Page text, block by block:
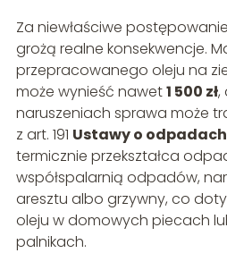
Za niewłaściwe
grożą realne konsekwencje.
przepracowanego oleju na
może wynieść nawet1 500 zł,
naruszeniach sprawa może
z art. 191 Ustawy o odpadach
termicznie przekształca
współspalarnią odpadów,
aresztu albo grzywny, co
oleju w domowych piecach
palnikach.